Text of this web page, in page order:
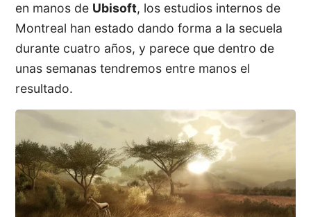
en manos de Ubisoft, los estudios internos de
Montreal han estado dando forma a la secuela
durante cuatro años, y parece que dentro de
unas semanas tendremos entre manos el
resultado.